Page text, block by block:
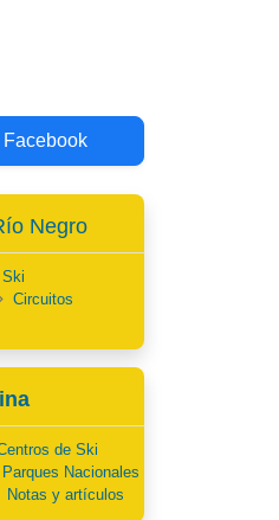
Negro
Circuitos
de Ski
Parques Nacionales
Notas y artículos